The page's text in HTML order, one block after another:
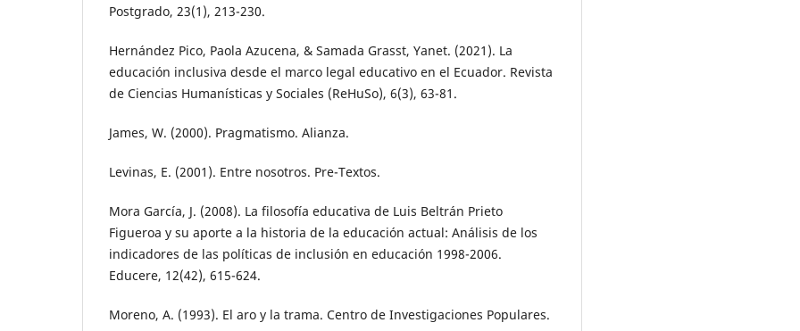
Postgrado, 23(1), 213-230.
Hernández Pico, Paola Azucena, & Samada Grasst, Yanet. (2021). La
educación inclusiva desde el marco legal educativo en el Ecuador. Revista
de Ciencias Humanísticas y Sociales (ReHuSo), 6(3), 63-81.
James, W. (2000). Pragmatismo. Alianza.
Levinas, E. (2001). Entre nosotros. Pre-Textos.
Mora García, J. (2008). La filosofía educativa de Luis Beltrán Prieto
Figueroa y su aporte a la historia de la educación actual: Análisis de los
indicadores de las políticas de inclusión en educación 1998-2006.
Educere, 12(42), 615-624.
Moreno, A. (1993). El aro y la trama. Centro de Investigaciones Populares.